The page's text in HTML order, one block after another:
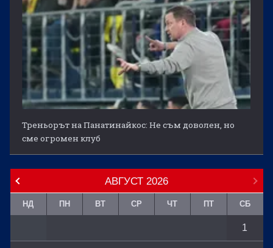
Треньорът на Панатинайкос: Не съм доволен, но
сме огромен клуб
АВГУСТ 2026
НД ПН ВТ СР ЧТ ПТ СБ
1